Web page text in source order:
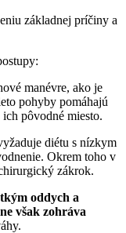
základnej príčiny a
manévre, ako je
pohyby pomáhajú
pôvodné miesto.
diétu s nízkym
Okrem toho v
zákrok.
oddych a
však zohráva